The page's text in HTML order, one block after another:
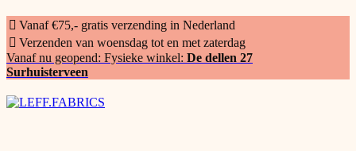
Vanaf €75,- gratis verzending in Nederland
Verzenden van woensdag tot en met zaterdag
Vanaf nu geopend: Fysieke winkel: De dellen 27
Surhuisterveen